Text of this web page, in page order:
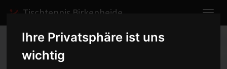
Ihre Privatsphäre ist uns
wichtig
Tischtennis Birkenheide
Home Spiele 2003/2004
Herren III
Spielbericht anzeigen